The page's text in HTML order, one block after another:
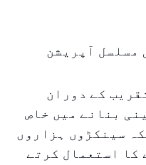
کے دوران
بنانے میں خاص
سینکڑوں ہزاروں
کا استعمال کرتے